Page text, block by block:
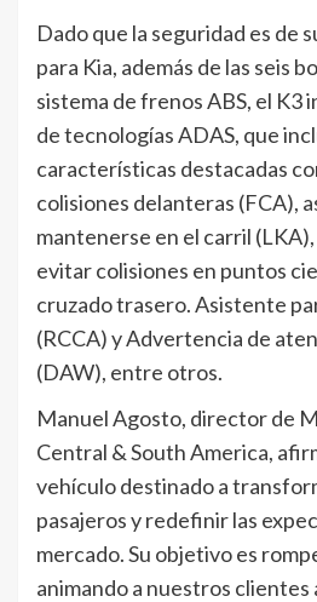
Dado que la seguridad es de
para Kia, además de las seis
sistema de frenos ABS, el
de tecnologías ADAS, que
características destacadas
colisiones delanteras (FCA),
mantenerse en el carril
evitar colisiones en puntos
cruzado trasero. Asistente
(RCCA) y Advertencia de
(DAW), entre otros.
Manuel Agosto, director de
Central & South America,
vehículo destinado a
pasajeros y redefinir las
mercado. Su objetivo es
animando a nuestros clientes